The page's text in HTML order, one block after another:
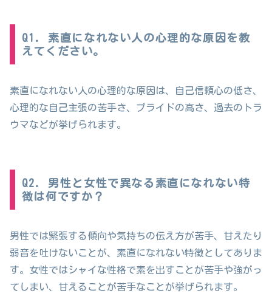
Q1. 素直になれない人の心理的な原因を教
えてください。
素直になれない人の心理的な原因は、自己信頼心の低さ、
心理的な自己主張の苦手さ、プライドの高さ、過去のトラ
ウマなどが挙げられます。
Q2. 男性と女性で異なる素直になれない特
徴は何ですか？
男性では緊張する傾向や気持ちの伝え方が苦手、甘えたり
弱音を吐けないことが、素直になれない特徴としてありま
す。女性ではシャイな性格で素を出すことが苦手や強がっ
てしまい、甘えることが苦手なことが挙げられます。